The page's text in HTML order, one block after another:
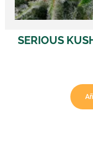
KUSH – 3 U.
Añadir al carrito